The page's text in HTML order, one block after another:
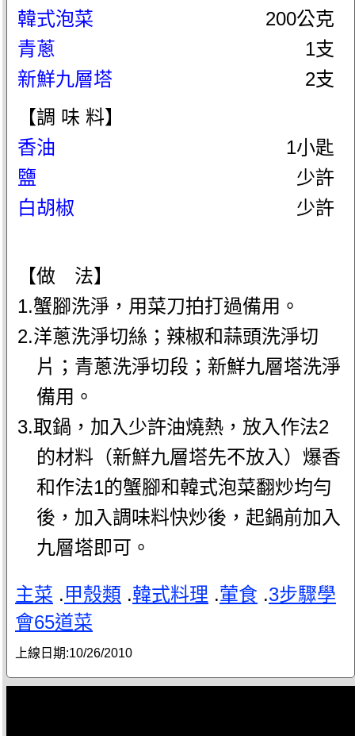
韓式泡菜
200公克
青蔥
1支
新鮮九層塔
2支
【調 味 料】
香油
1小匙
鹽
少許
白胡椒
少許
【做 法】
1.蟹腳洗淨，用菜刀拍打過備用。
2.洋蔥洗淨切絲；辣椒和蒜頭洗淨切
片；青蔥洗淨切段；新鮮九層塔洗淨
備用。
3.取鍋，加入少許油燒熱，放入作法2
的材料（新鮮九層塔先不放入）爆香
和作法1的蟹腳和韓式泡菜翻炒均勻
後，加入調味料快炒後，起鍋前加入
九層塔即可。
主菜 .甲殼類 .韓式料理 .葷食 .3步驟學
會65道菜
上線日期:10/26/2010